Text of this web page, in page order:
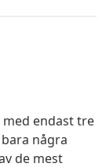
endast tre
några
de mest